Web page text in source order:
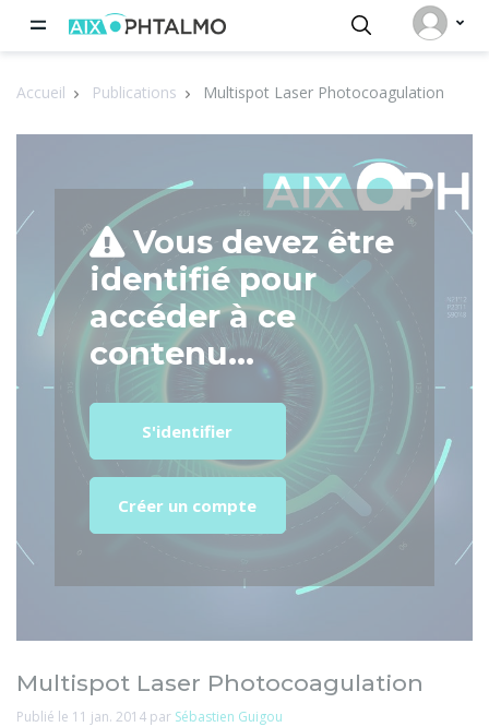
Accueil Publications Multispot Laser Photocoagulation
Vous devez être
identifié pour
accéder à ce
contenu...
S'identifier
Créer un compte
Multispot Laser Photocoagulation
Publié le 11 jan. 2014 par Sébastien Guigou
Panneau de gestion des cookies